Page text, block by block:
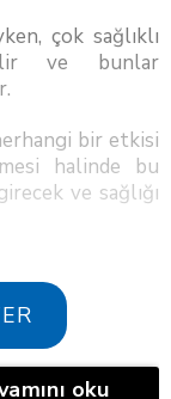
çok sağlıklı
ve bunlar
bir etkisi
halinde bu
ve sağlığı
oku